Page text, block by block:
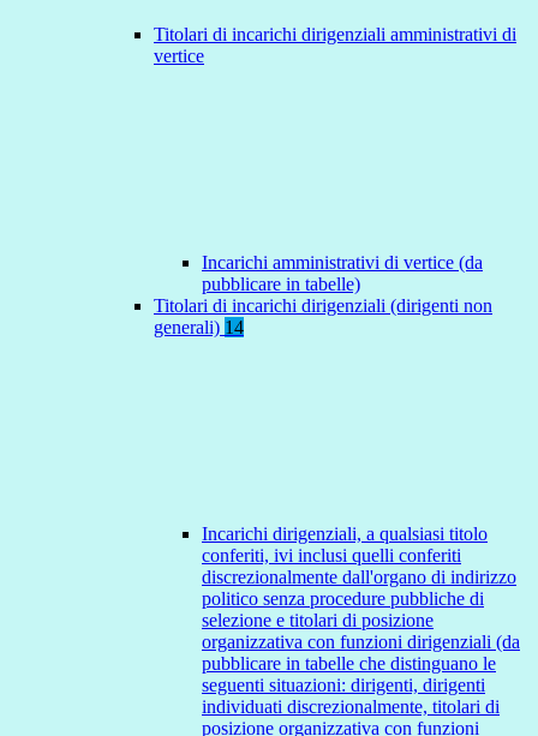
Titolari di incarichi dirigenziali amministrativi di
vertice
Incarichi amministrativi di vertice (da
pubblicare in tabelle)
Titolari di incarichi dirigenziali (dirigenti non
generali) 14
Incarichi dirigenziali, a qualsiasi titolo
conferiti, ivi inclusi quelli conferiti
discrezionalmente dall'organo di indirizzo
politico senza procedure pubbliche di
selezione e titolari di posizione
organizzativa con funzioni dirigenziali (da
pubblicare in tabelle che distinguano le
seguenti situazioni: dirigenti, dirigenti
individuati discrezionalmente, titolari di
posizione organizzativa con funzioni